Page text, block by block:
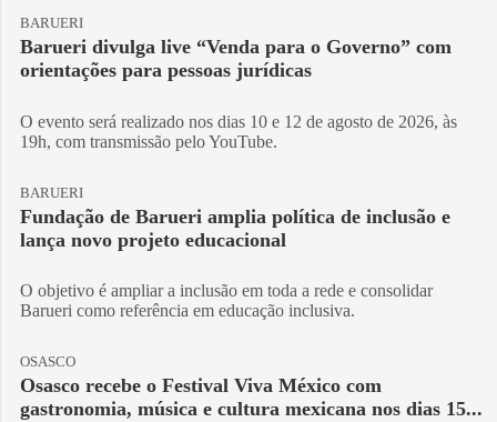
BARUERI
Barueri divulga live “Venda para o Governo” com
orientações para pessoas jurídicas
O evento será realizado nos dias 10 e 12 de agosto de 2026, às
19h, com transmissão pelo YouTube.
BARUERI
Fundação de Barueri amplia política de inclusão e
lança novo projeto educacional
O objetivo é ampliar a inclusão em toda a rede e consolidar
Barueri como referência em educação inclusiva.
OSASCO
Osasco recebe o Festival Viva México com
gastronomia, música e cultura mexicana nos dias 15...